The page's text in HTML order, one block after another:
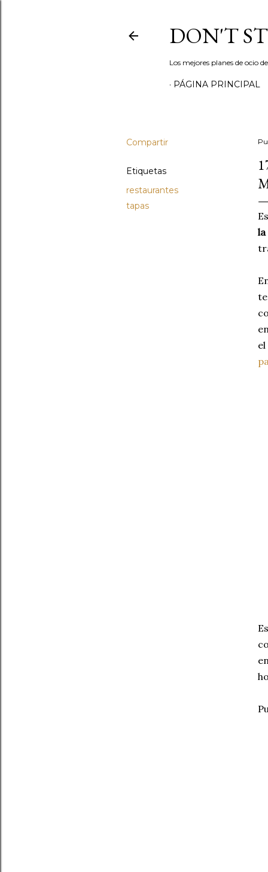
DON'T
Los mejores planes de ocio
PÁGINA PRINCIPAL
Compartir
Etiquetas
restaurantes
tapas
la